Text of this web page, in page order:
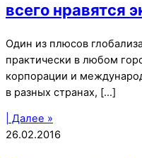
всего нравятся
Один из плюсов
практически в любом
корпорации и
в разных странах, […]
| Далее »
26.02.2016